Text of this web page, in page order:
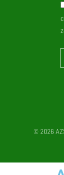
© 2026